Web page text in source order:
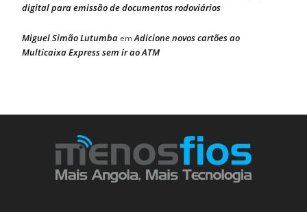
digital para emissão de documentos rodoviários
Miguel Simão LutumbaemAdicione novos cartões ao
Multicaixa Express sem ir ao ATM